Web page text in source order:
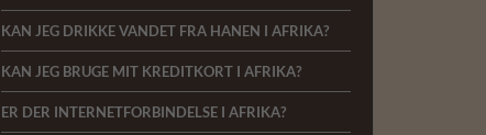
KAN JEG DRIKKE VANDET FRA HANEN I AFRIKA?
KAN JEG BRUGE MIT KREDITKORT I AFRIKA?
ER DER INTERNETFORBINDELSE I AFRIKA?